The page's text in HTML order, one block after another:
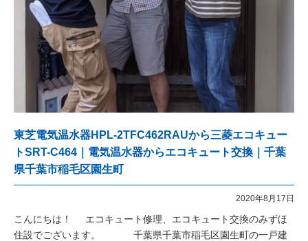
東芝電気温水器HPL-2TFC462RAUから三菱エコキュー
トSRT-C464｜電気温水器からエコキュート交換｜千葉
県千葉市稲毛区園生町
2020年8月17日
こんにちは！ エコキュート修理、エコキュート交換のみずほ
住設でございます。 千葉県千葉市稲毛区園生町の一戸建